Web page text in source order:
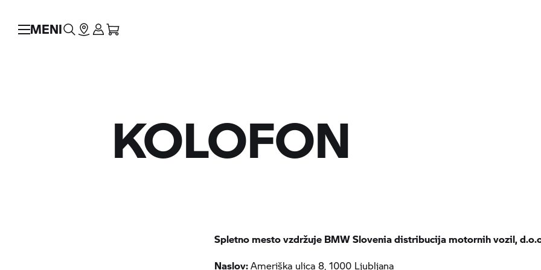
MENI
KOLOFON
Spletno mesto vzdržuje BMW Slovenia distribucija motornih vozil,
Naslov:Ameriška ulica 8, 1000 Ljubljana